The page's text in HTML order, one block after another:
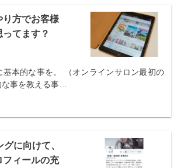
り方でお客様
てます？
基本的な事を。 （オンラインサロン最初の
な事を教える事…
に向けて、
フィールの充